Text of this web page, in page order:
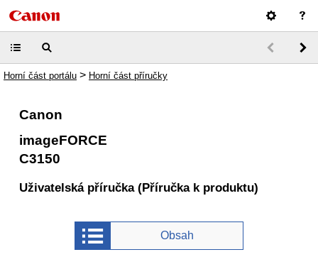
Horní část portálu > Horní část příručky
Canon
imageFORCE
C3150
Uživatelská příručka (Příručka k produktu)
Obsah